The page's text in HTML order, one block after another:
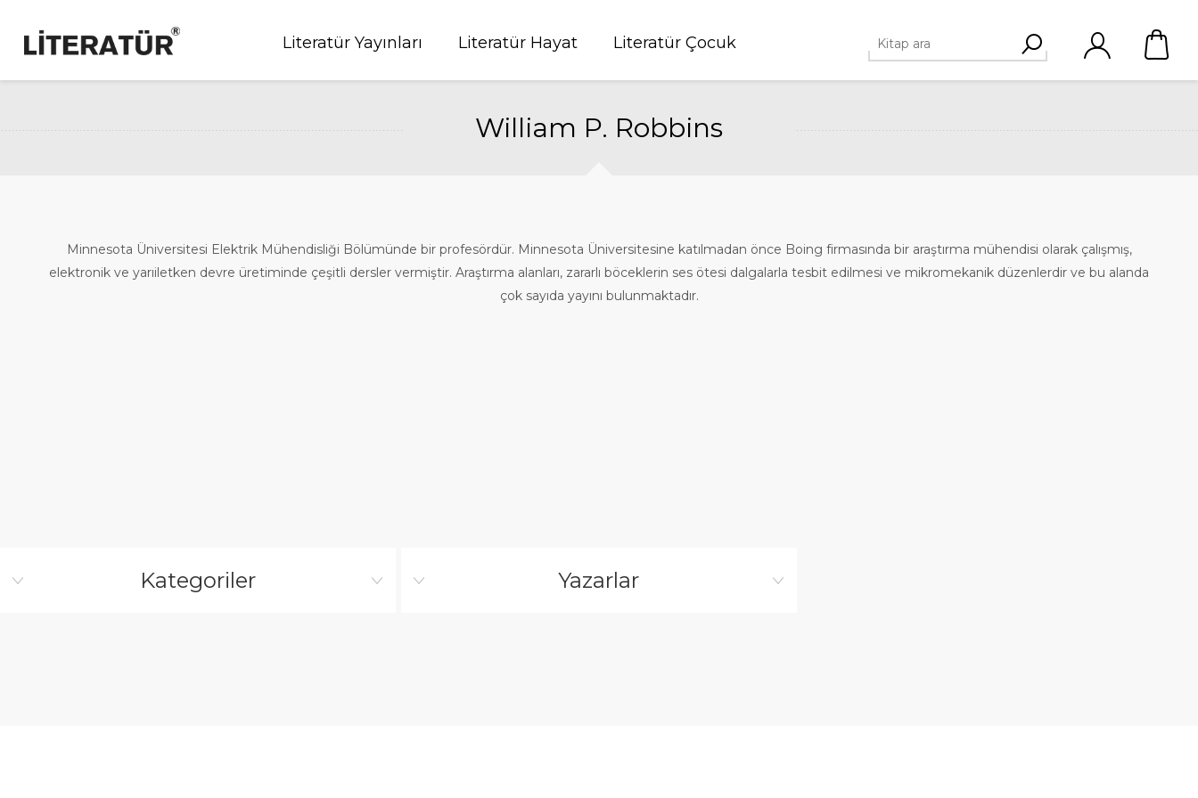
Literatür Yayınları Literatür Hayat Literatür Çocuk
William P. Robbins
Minnesota Üniversitesi Elektrik Mühendisliği Bölümünde bir profesördür. Minnesota Üniversitesine katılmadan önce Boing firmasında bir araştırma mühendisi olarak çalışmış,
elektronik ve yarıiletken devre üretiminde çeşitli dersler vermiştir. Araştırma alanları, zararlı böceklerin ses ötesi dalgalarla tesbit edilmesi ve mikromekanik düzenlerdir ve bu alanda
çok sayıda yayını bulunmaktadır.
Kategoriler Yazarlar